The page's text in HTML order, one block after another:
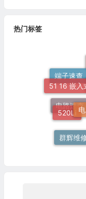
热门标签
电路速查
端子速查
群辉维
520Li